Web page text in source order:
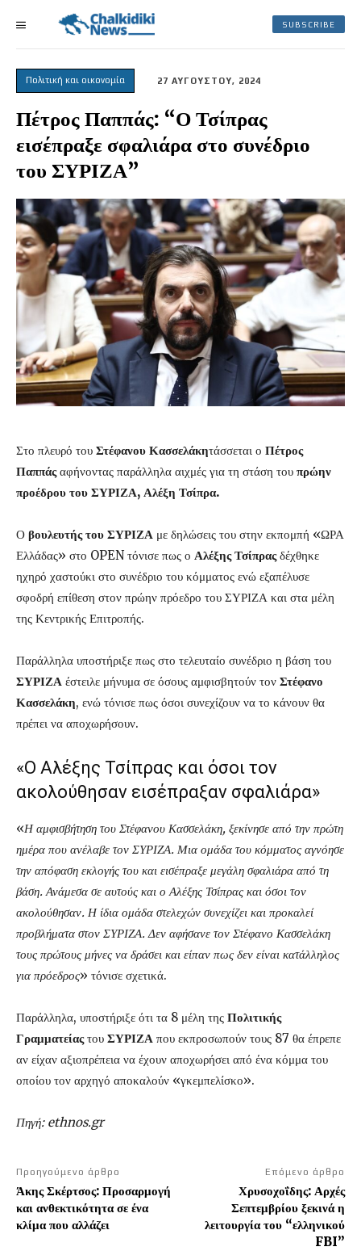
SUBSCRIBE
Πολιτική και οικονομία 27 ΑΥΓΟΥΣΤΟΥ, 2024
Πέτρος Παππάς: “Ο Τσίπρας
εισέπραξε σφαλιάρα στο συνέδριο
του ΣΥΡΙΖΑ”
Στο πλευρό του Στέφανου Κασσελάκητάσσεται ο Πέτρος
Παππάςαφήνοντας παράλληλα αιχμές για τη στάση του πρώην
προέδρου του ΣΥΡΙΖΑ, Αλέξη Τσίπρα.
Ο βουλευτής του ΣΥΡΙΖΑ με δηλώσεις του στην εκπομπή «ΩΡΑ
Ελλάδας» στο OPEN τόνισε πως ο Αλέξης Τσίπραςδέχθηκε
ηχηρό χαστούκι στο συνέδριο του κόμματος ενώ εξαπέλυσε
σφοδρή επίθεση στον πρώην πρόεδρο του ΣΥΡΙΖΑ και στα μέλη
της Κεντρικής Επιτροπής.
Παράλληλα υποστήριξε πως στο τελευταίο συνέδριο η βάση του
ΣΥΡΙΖΑ έστειλε μήνυμα σε όσους αμφισβητούν τον Στέφανο
Κασσελάκη, ενώ τόνισε πως όσοι συνεχίζουν να το κάνουν θα
πρέπει να αποχωρήσουν.
«Ο Αλέξης Τσίπρας και όσοι τον
ακολούθησαν εισέπραξαν σφαλιάρα»
«Η αμφισβήτηση του Στέφανου Κασσελάκη, ξεκίνησε από την πρώτη
ημέρα που ανέλαβε τον ΣΥΡΙΖΑ. Μια ομάδα του κόμματος αγνόησε
την απόφαση εκλογής του και εισέπραξε μεγάλη σφαλιάρα από τη
βάση. Ανάμεσα σε αυτούς και ο Αλέξης Τσίπρας και όσοι τον
ακολούθησαν. Η ίδια ομάδα στελεχών συνεχίζει και προκαλεί
προβλήματα στον ΣΥΡΙΖΑ. Δεν αφήσανε τον Στέφανο Κασσελάκη
τους πρώτους μήνες να δράσει και είπαν πως δεν είναι κατάλληλος
για πρόεδρος» τόνισε σχετικά.
Παράλληλα, υποστήριξε ότι τα 8 μέλη της Πολιτικής
Γραμματείαςτου ΣΥΡΙΖΑ που εκπροσωπούν τους 87 θα έπρεπε
αν είχαν αξιοπρέπεια να έχουν αποχωρήσει από ένα κόμμα του
οποίου τον αρχηγό αποκαλούν «γκεμπελίσκο».
Πηγή: ethnos.gr
Προηγούμενο άρθρο
Άκης Σκέρτσος: Προσαρμογή
και ανθεκτικότητα σε ένα
κλίμα που αλλάζει
Επόμενο άρθρο
Χρυσοχοΐδης: Αρχές
Σεπτεμβρίου ξεκινά η
λειτουργία του “ελληνικού
FBI”